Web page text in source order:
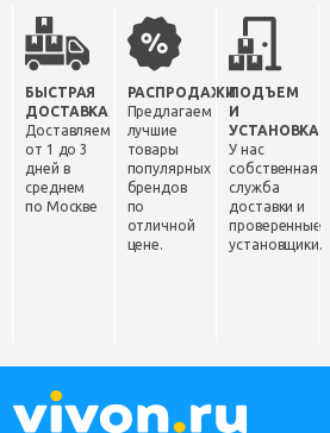
БЫСТРАЯ
ДОСТАВКА
Доставляем
от 1 до 3
дней в
среднем
по Москве
РАСПРОДАЖИ
Предлагаем
лучшие
товары
популярных
брендов
по
отличной
цене.
ПОДЪЕМ
И
УСТАНОВКА
У нас
собственная
служба
доставки и
проверенные
установщики.